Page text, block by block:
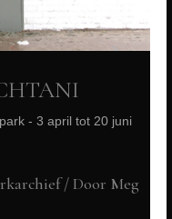
- 3 april tot 20 juni
/ Door Meg